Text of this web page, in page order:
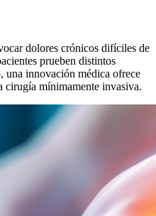
dolores crónicos difíciles de
prueben distintos
una innovación médica ofrece
mínimamente invasiva.